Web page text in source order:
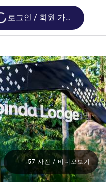
Loading...
로그인 / 회원 가입
57 사진 / 비디오보기